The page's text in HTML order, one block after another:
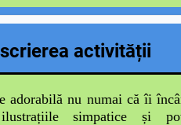
activității
adorabilă nu numai că îi
simpatice și